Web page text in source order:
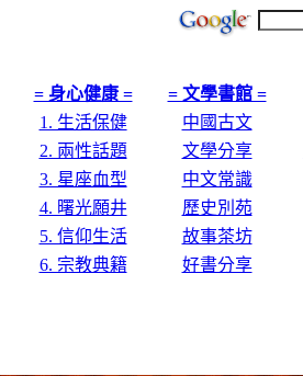
= 身心健康 = = 文學書館 =
1. 生活保健 中國古文
2. 兩性話題 文學分享
3. 星座血型 中文常識
4. 曙光願井 歷史別苑
5. 信仰生活 故事茶坊
6. 宗教典籍 好書分享